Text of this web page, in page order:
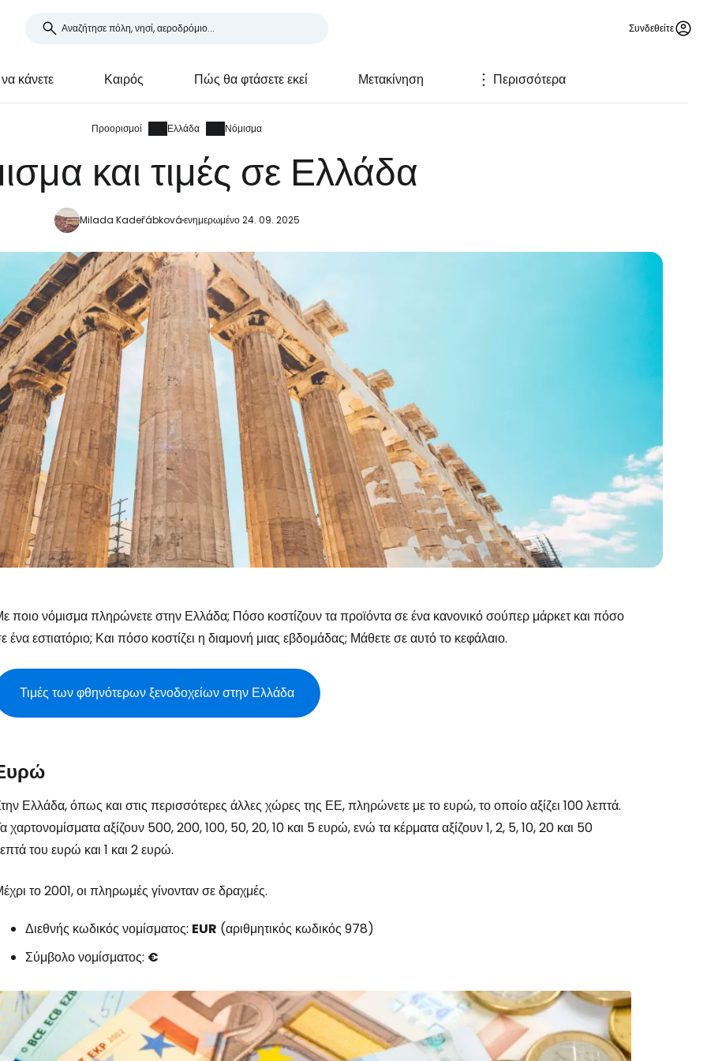
Συνδεθείτε
κάνετε Καιρός Πώς θα φτάσετε εκεί Μετακίνηση Περισσότερα
Προορισμοί Ελλάδα Νόμισμα
και τιμές σε Ελλάδα
Milada Kadeřábkováενημερωμένο 24. 09. 2025
ποιο νόμισμα πληρώνετε στην Ελλάδα; Πόσο κοστίζουν τα προϊόντα σε ένα κανονικό σούπερ μάρκετ και πόσο
ένα εστιατόριο; Και πόσο κοστίζει η διαμονή μιας εβδομάδας; Μάθετε σε αυτό το κεφάλαιο.
Τιμές των φθηνότερων ξενοδοχείων στην Ελλάδα
Ελλάδα, όπως και στις περισσότερες άλλες χώρες της ΕΕ, πληρώνετε με το ευρώ, το οποίο αξίζει 100 λεπτά.
χαρτονομίσματα αξίζουν 500, 200, 100, 50, 20, 10 και 5 ευρώ, ενώ τα κέρματα αξίζουν 1, 2, 5, 10, 20 και 50
του ευρώ και 1 και 2 ευρώ.
το 2001, οι πληρωμές γίνονταν σε δραχμές.
Διεθνής κωδικός νομίσματος: EUR (αριθμητικός κωδικός 978)
Σύμβολο νομίσματος: €